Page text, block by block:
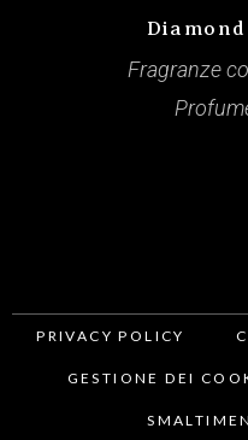
Fragranze
PRIVACY POLICY
GESTIONE DEI